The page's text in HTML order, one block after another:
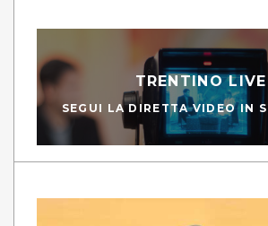
TRENTINO LIVE
SEGUI LA DIRETTA VIDEO IN